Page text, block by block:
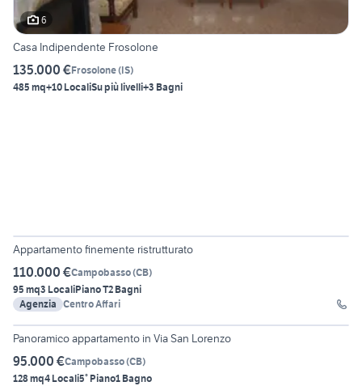
6
Casa Indipendente Frosolone
135.000 €Frosolone(IS)
485 mq+10 LocaliSu più livelli+3 Bagni
Appartamento finemente ristrutturato
110.000 €Campobasso(CB)
95 mq3 LocaliPiano T2 Bagni
Agenzia Centro Affari
11
Panoramico appartamento in Via San Lorenzo
95.000 €Campobasso(CB)
128 mq4 Locali5° Piano1 Bagno